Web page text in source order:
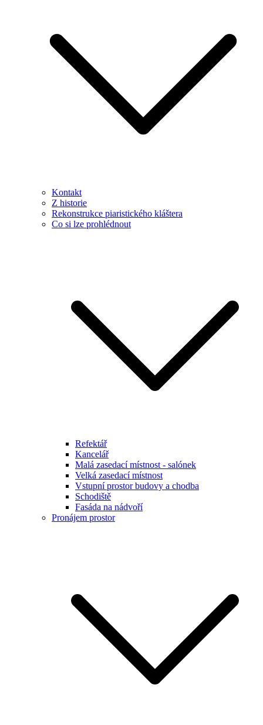
Kontakt
Z historie
Rekonstrukce piaristického kláštera
Co si lze prohlédnout
Refektář
Kancelář
Malá zasedací místnost - salónek
Velká zasedací místnost
Vstupní prostor budovy a chodba
Schodiště
Fasáda na nádvoří
Pronájem prostor